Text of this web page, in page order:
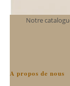
Notre
A propos de nous